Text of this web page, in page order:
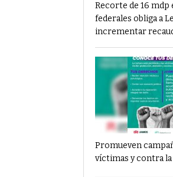
Recorte de 16
federales obliga a
incrementar
Promueven
víctimas y contra